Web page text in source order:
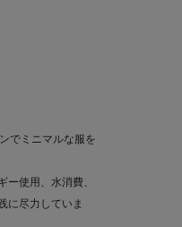
でミニマルな服を
ー使用、水消費、
に尽力していま